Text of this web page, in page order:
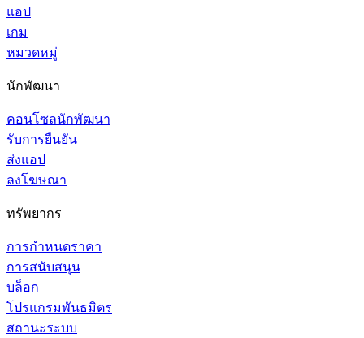
แอป
เกม
หมวดหมู่
นักพัฒนา
คอนโซลนักพัฒนา
รับการยืนยัน
ส่งแอป
ลงโฆษณา
ทรัพยากร
การกำหนดราคา
การสนับสนุน
บล็อก
โปรแกรมพันธมิตร
สถานะระบบ